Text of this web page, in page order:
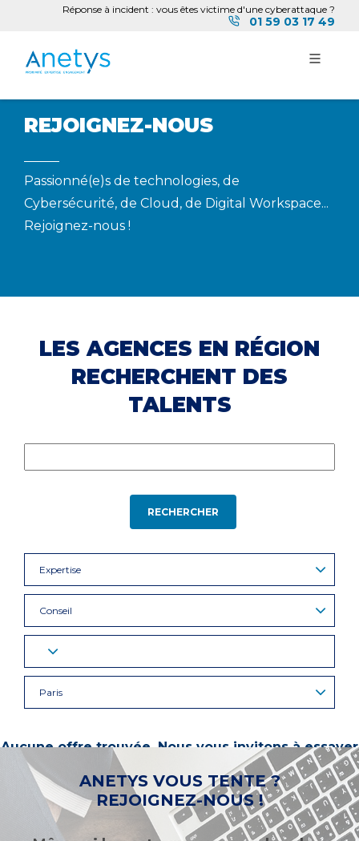
Réponse à incident : vous êtes victime d'une cyberattaque ?
01 59 03 17 49
REJOIGNEZ-NOUS
Passionné(e)s de technologies, de
Cybersécurité, de Cloud, de Digital Workspace...
Rejoignez-nous !
LES AGENCES EN RÉGION
RECHERCHENT DES
TALENTS
RECHERCHER
Expertise
Conseil
Paris
Aucune offre trouvée. Nous vous invitons à essayer
d’autres mots-clés ou à sélectionner un « métier ».
ANETYS VOUS TENTE ?
REJOIGNEZ-NOUS !